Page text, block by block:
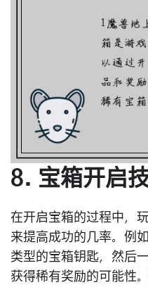
8. 宝箱开启
在开启宝箱的过程中，
来提高成功的几率。例
类型的宝箱钥匙，然后
获得稀有奖励的可能性